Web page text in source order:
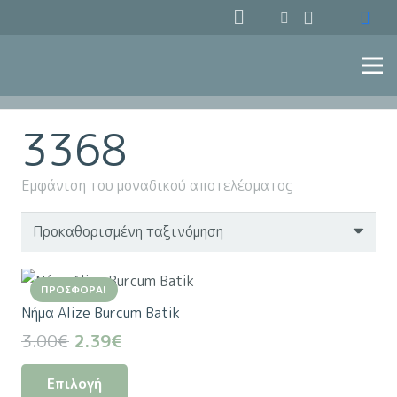
3368
Εμφάνιση του μοναδικού αποτελέσματος
ΠΡΟΣΦΟΡΆ!
Νήμα Alize Burcum Batik
3.00€ Original
price
was:
2.39€
τρέχουσα
Επιλογή